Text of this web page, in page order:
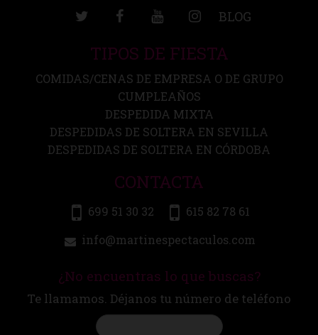
BLOG
TIPOS DE FIESTA
COMIDAS/CENAS DE EMPRESA O DE GRUPO
CUMPLEAÑOS
DESPEDIDA MIXTA
DESPEDIDAS DE SOLTERA EN SEVILLA
DESPEDIDAS DE SOLTERA EN CÓRDOBA
CONTACTA
699 51 30 32
615 82 78 61
info@martinespectaculos.com
¿No encuentras lo que buscas?
Te llamamos. Déjanos tu número de teléfono